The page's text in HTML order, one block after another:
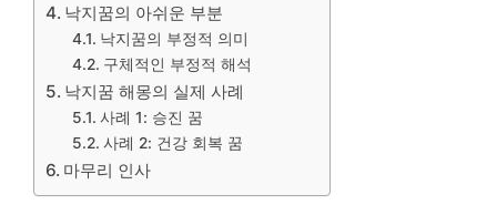
낙지꿈의 아쉬운 부분
낙지꿈의 부정적 의미
구체적인 부정적 해석
낙지꿈 해몽의 실제 사례
사례 1: 승진 꿈
사례 2: 건강 회복 꿈
마무리 인사